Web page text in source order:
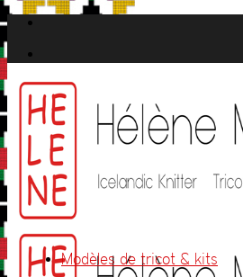
Passer
au
contenu
Modèles de tricot & kits